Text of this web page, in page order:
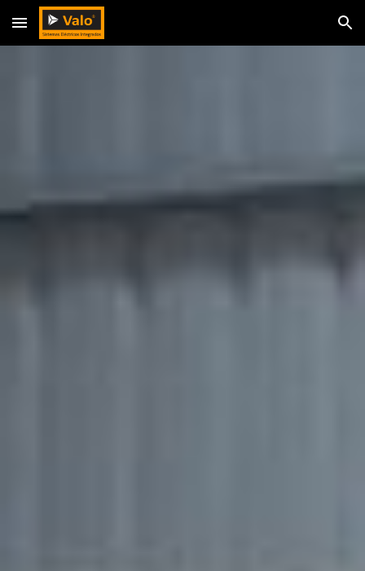
Skip to main content Skip to navigation